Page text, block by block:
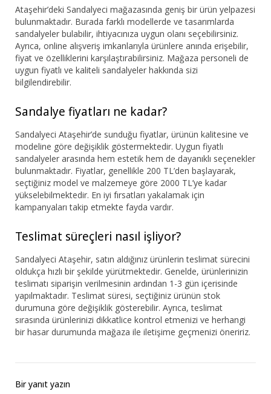
Ataşehir’deki Sandalyeci mağazasında geniş bir ürün yelpazesi
bulunmaktadır. Burada farklı modellerde ve tasarımlarda
sandalyeler bulabilir, ihtiyacınıza uygun olanı seçebilirsiniz.
Ayrıca, online alışveriş imkanlarıyla ürünlere anında erişebilir,
fiyat ve özelliklerini karşılaştırabilirsiniz. Mağaza personeli de
uygun fiyatlı ve kaliteli sandalyeler hakkında sizi
bilgilendirebilir.
Sandalye fiyatları ne kadar?
Sandalyeci Ataşehir’de sunduğu fiyatlar, ürünün kalitesine ve
modeline göre değişiklik göstermektedir. Uygun fiyatlı
sandalyeler arasında hem estetik hem de dayanıklı seçenekler
bulunmaktadır. Fiyatlar, genellikle 200 TL’den başlayarak,
seçtiğiniz model ve malzemeye göre 2000 TL’ye kadar
yükselebilmektedir. En iyi fırsatları yakalamak için
kampanyaları takip etmekte fayda vardır.
Teslimat süreçleri nasıl işliyor?
Sandalyeci Ataşehir, satın aldığınız ürünlerin teslimat sürecini
oldukça hızlı bir şekilde yürütmektedir. Genelde, ürünlerinizin
teslimatı siparişin verilmesinin ardından 1-3 gün içerisinde
yapılmaktadır. Teslimat süresi, seçtiğiniz ürünün stok
durumuna göre değişiklik gösterebilir. Ayrıca, teslimat
sırasında ürünlerinizi dikkatlice kontrol etmenizi ve herhangi
bir hasar durumunda mağaza ile iletişime geçmenizi öneririz.
Bir yanıt yazın